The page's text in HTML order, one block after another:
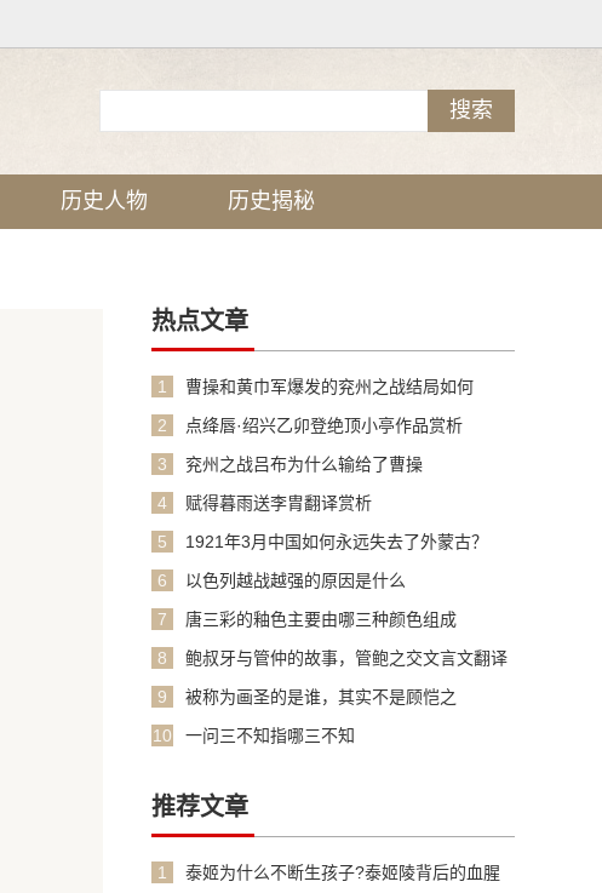
历史人物 历史揭秘
热点文章
1
曹操和黄巾军爆发的兖州之战结局如何
2
点绛唇·绍兴乙卯登绝顶小亭作品赏析
3
兖州之战吕布为什么输给了曹操
4
赋得暮雨送李胄翻译赏析
5
1921年3月中国如何永远失去了外蒙古？
6
以色列越战越强的原因是什么
7
唐三彩的釉色主要由哪三种颜色组成
8
鲍叔牙与管仲的故事，管鲍之交文言文翻译
9
被称为画圣的是谁，其实不是顾恺之
10
一问三不知指哪三不知
推荐文章
1
泰姬为什么不断生孩子?泰姬陵背后的血腥